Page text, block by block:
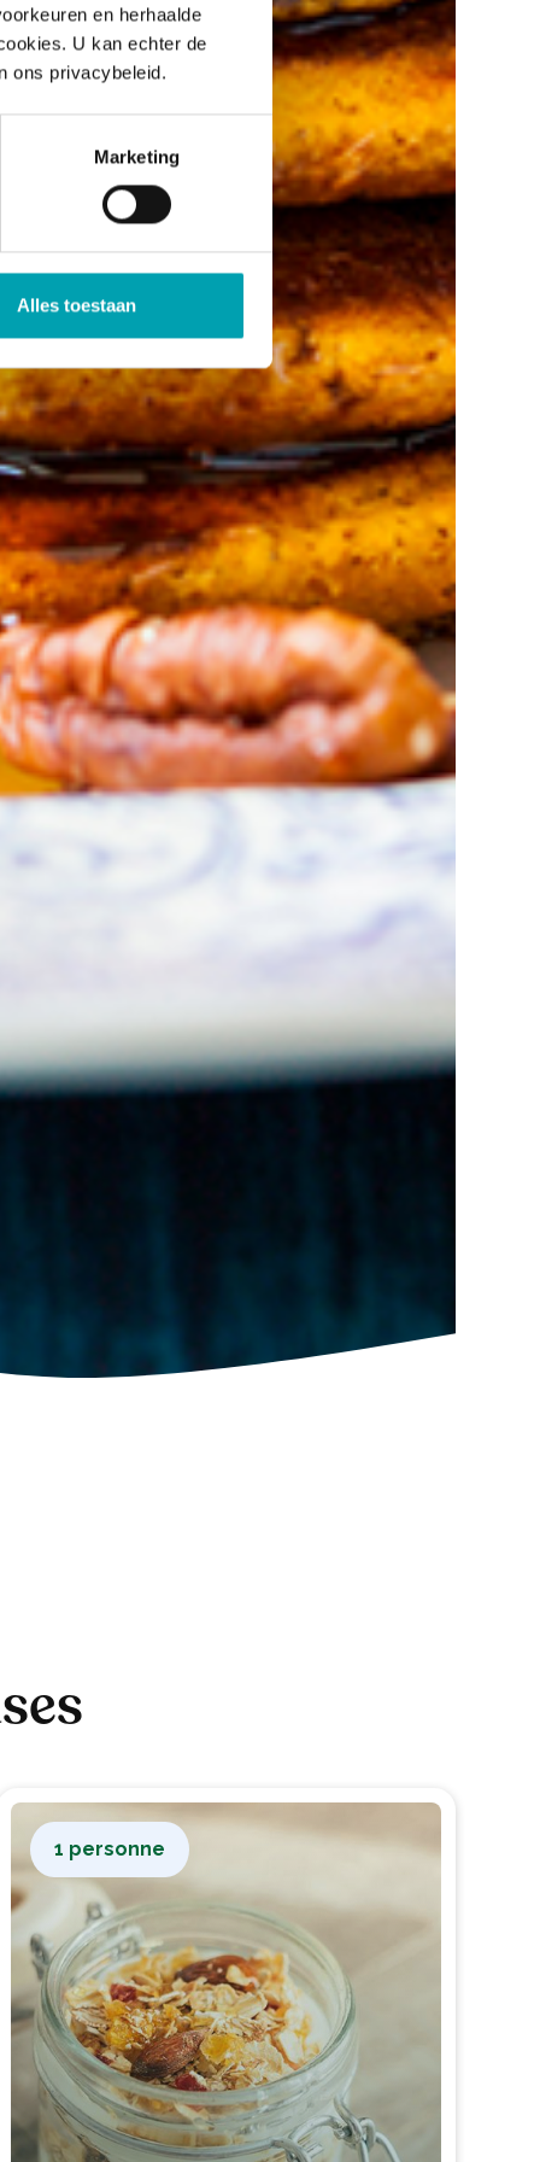
en herhaalde
U kan echter de
ons privacybeleid.
Marketing
Alles toestaan
1 personne